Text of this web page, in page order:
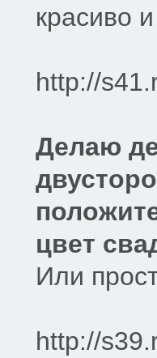
красиво
http://
Делаю
цвет
Или
http://